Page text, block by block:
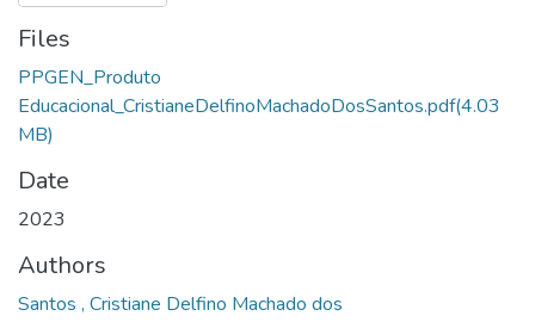
Files
PPGEN_Produto
Educacional_CristianeDelfinoMachadoDosSantos.pdf(4.03
MB)
Date
2023
Authors
Santos , Cristiane Delfino Machado dos